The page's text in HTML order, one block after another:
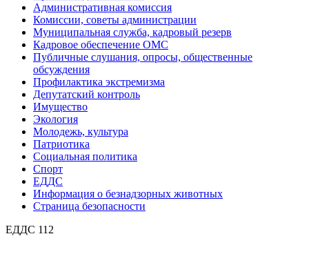
Административная комиссия
Комиссии, советы администрации
Муниципальная служба, кадровый резерв
Кадровое обеспечение ОМС
Публичные слушания, опросы, общественные
обсуждения
Профилактика экстремизма
Депутатский контроль
Имущество
Экология
Молодежь, культура
Патриотика
Социальная политика
Спорт
ЕДДС
Информация о безнадзорных животных
Страница безопасности
ЕДДС 112